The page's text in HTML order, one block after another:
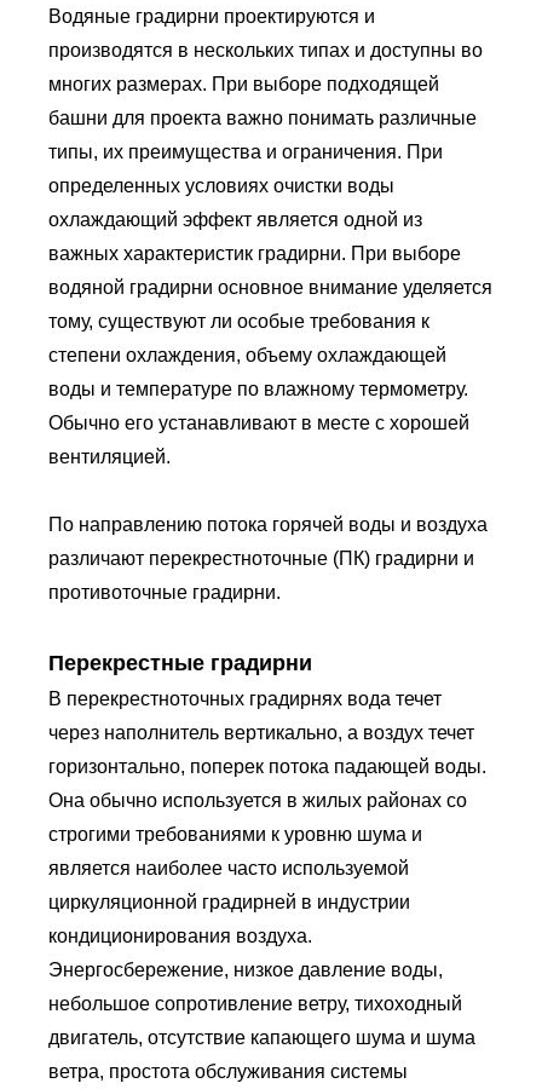
Водяные градирни проектируются и
производятся в нескольких типах и доступны во
многих размерах. При выборе подходящей
башни для проекта важно понимать различные
типы, их преимущества и ограничения. При
определенных условиях очистки воды
охлаждающий эффект является одной из
важных характеристик градирни. При выборе
водяной градирни основное внимание уделяется
тому, существуют ли особые требования к
степени охлаждения, объему охлаждающей
воды и температуре по влажному термометру.
Обычно его устанавливают в месте с хорошей
вентиляцией.
По направлению потока горячей воды и воздуха
различают перекрестноточные (ПК) градирни и
противоточные градирни.
Перекрестные градирни
В перекрестноточных градирнях вода течет
через наполнитель вертикально, а воздух течет
горизонтально, поперек потока падающей воды.
Она обычно используется в жилых районах со
строгими требованиями к уровню шума и
является наиболее часто используемой
циркуляционной градирней в индустрии
кондиционирования воздуха.
Энергосбережение, низкое давление воды,
небольшое сопротивление ветру, тихоходный
двигатель, отсутствие капающего шума и шума
ветра, простота обслуживания системы